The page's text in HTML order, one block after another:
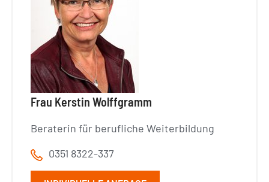
Frau Kerstin Wolffgramm
Beraterin für berufliche Weiterbildung
0351 8322-337